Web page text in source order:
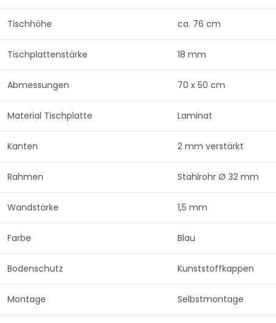
Tischhöhe ca. 76 cm
Tischplattenstärke 18 mm
Abmessungen 70 x 50 cm
Material Tischplatte Laminat
Kanten 2 mm verstärkt
Rahmen Stahlrohr Ø 32 mm
Wandstärke 1,5 mm
Farbe Blau
Bodenschutz Kunststoffkappen
Montage Selbstmontage